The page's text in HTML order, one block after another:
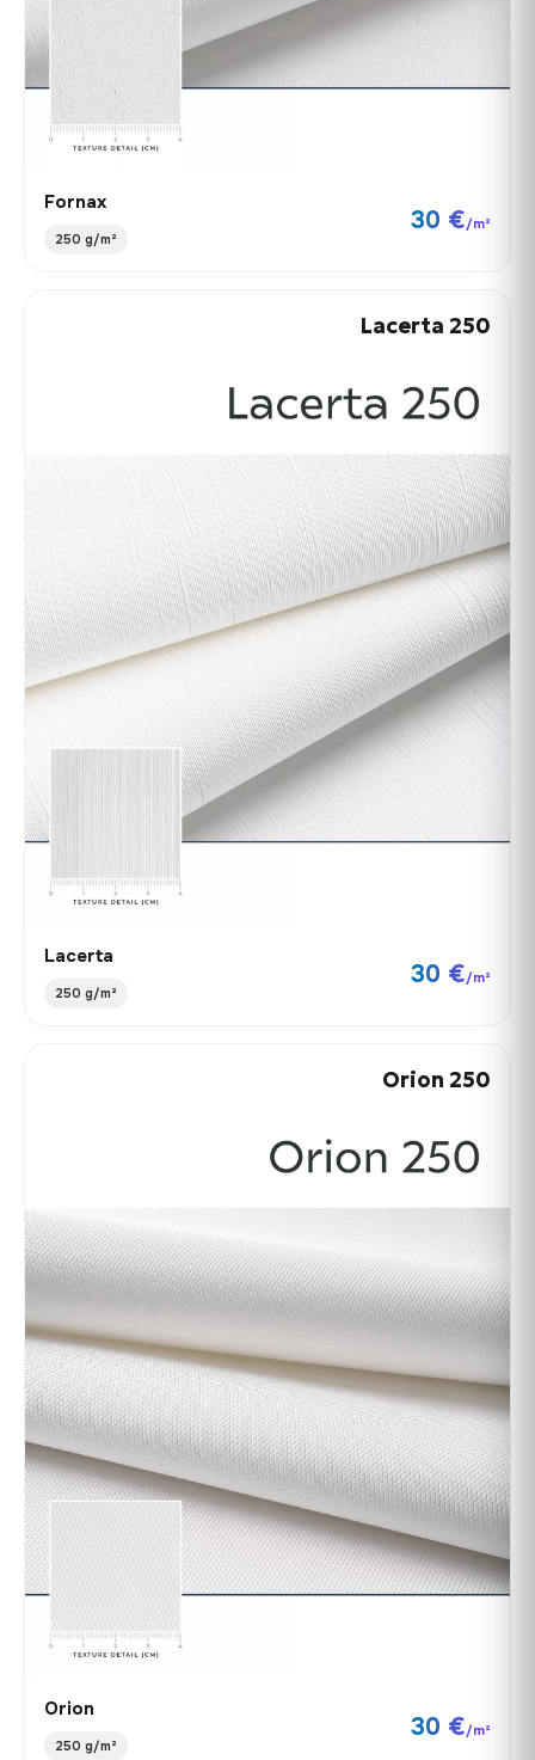
Fornax
250 g/m²
30 €/m²
Lacerta 250
Lacerta
250 g/m²
30 €/m²
Orion 250
Orion
250 g/m²
30 €/m²